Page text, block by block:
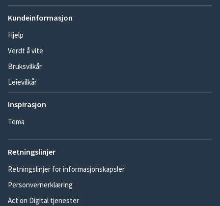
Kundeinformasjon
Hjelp
Verdt å vite
Bruksvilkår
Leievilkår
Inspirasjon
Tema
Retningslinjer
Retningslinjer for informasjonskapsler
Personvernerklæring
Act on Digital tjenester